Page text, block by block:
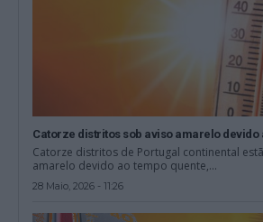
Catorze distritos sob aviso amarelo devido
Catorze distritos de Portugal continental
amarelo devido ao tempo quente,...
28 Maio, 2026 - 11:26